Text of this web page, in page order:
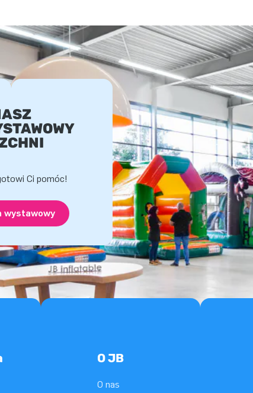
Ci pomóc!
wystawowy
O JB
O nas